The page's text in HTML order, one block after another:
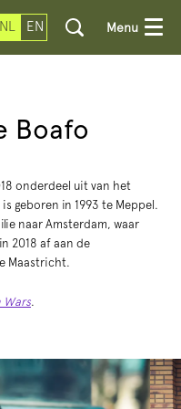
NL EN Menu
Boafo
onderdeel uit van het
geboren in 1993 te Meppel.
naar Amsterdam, waar
2018 af aan de
Maastricht.
Wars.